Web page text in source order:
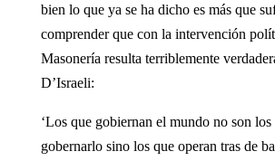
bien lo que ya se ha dicho es más que
comprender que con la intervención
Masonería resulta terriblemente
D’Israeli:
‘Los que gobiernan el mundo no son los
gobernarlo sino los que operan tras de